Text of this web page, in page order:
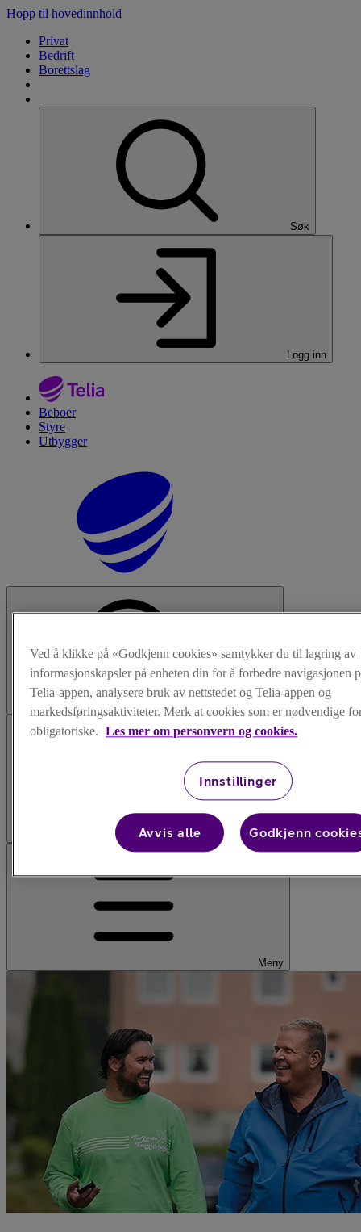
Hopp til hovedinnhold
Privat
Bedrift
Borettslag
Søk
Logg inn
Beboer
Styre
Utbygger
Logg inn
Meny
Ved å klikke på «Godkjenn cookies» samtykker du til lagring av
informasjonskapsler på enheten din for å forbedre navigasjonen
Telia-appen, analysere bruk av nettstedet og Telia-appen og
markedsføringsaktiviteter. Merk at cookies som er nødvendige
obligatoriske. Les mer om personvern og cookies.
Innstillinger
Avvis alle Godkjenn